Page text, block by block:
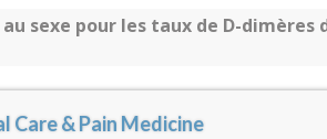
sexe pour les taux de D-
Care & Pain Medicine